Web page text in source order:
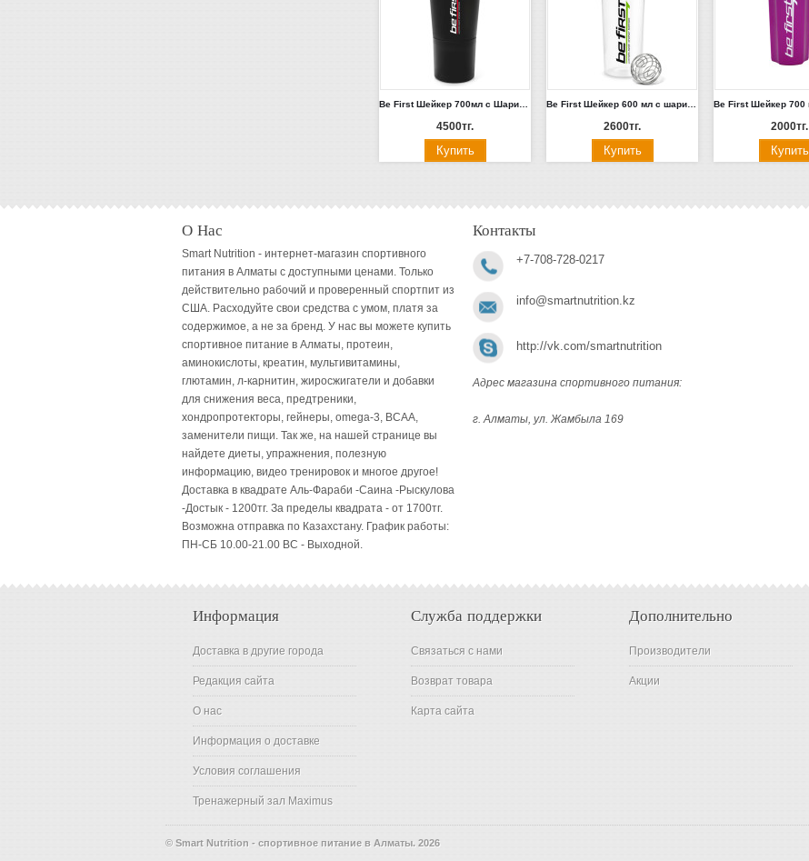
4500тг. 2600тг. 2000тг.
О Нас
Smart Nutrition - интернет-магазин спортивного
питания в Алматы с доступными ценами. Только
действительно рабочий и проверенный спортпит из
США. Расходуйте свои средства с умом, платя за
содержимое, а не за бренд. У нас вы можете купить
спортивное питание в Алматы, протеин,
аминокислоты, креатин, мультивитамины,
глютамин, л-карнитин, жиросжигатели и добавки
для снижения веса, предтреники,
хондропротекторы, гейнеры, omega-3, BCAA,
заменители пищи. Так же, на нашей странице вы
найдете диеты, упражнения, полезную
информацию, видео тренировок и многое другое!
Доставка в квадрате Аль-Фараби -Саина -Рыскулова
-Достык - 1200тг. За пределы квадрата - от 1700тг.
Возможна отправка по Казахстану. График работы:
ПН-СБ 10.00-21.00 ВC - Выходной.
Контакты
+7-708-728-0217
info@smartnutrition.kz
http://vk.com/smartnutrition
Адрес магазина спортивного питания:
г. Алматы, ул. Жамбыла 169
Информация
Доставка в другие города
Редакция сайта
О нас
Информация о доставке
Условия соглашения
Тренажерный зал Maximus
Служба поддержки
Связаться с нами
Возврат товара
Карта сайта
Дополнительно
Производители
Акции
© Smart Nutrition - спортивное питание в Алматы. 2026